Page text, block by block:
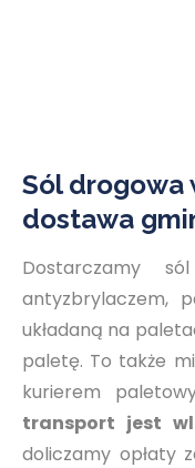
Sól drogowa
dostawa
Dostarczamy
antyzbrylaczem,
układaną na
paletę. To także
kurierem
transport jest
doliczamy opłaty